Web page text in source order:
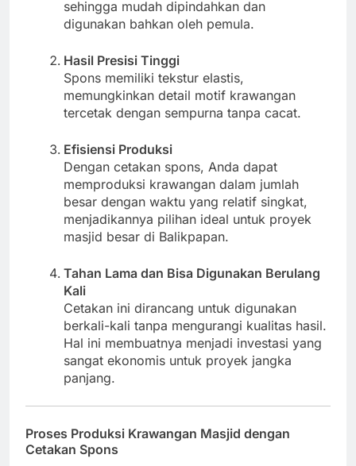
sehingga mudah dipindahkan dan
digunakan bahkan oleh pemula.
Hasil Presisi Tinggi
Spons memiliki tekstur elastis,
memungkinkan detail motif krawangan
tercetak dengan sempurna tanpa cacat.
Efisiensi Produksi
Dengan cetakan spons, Anda dapat
memproduksi krawangan dalam jumlah
besar dengan waktu yang relatif singkat,
menjadikannya pilihan ideal untuk proyek
masjid besar di Balikpapan.
Tahan Lama dan Bisa Digunakan Berulang
Kali
Cetakan ini dirancang untuk digunakan
berkali-kali tanpa mengurangi kualitas hasil.
Hal ini membuatnya menjadi investasi yang
sangat ekonomis untuk proyek jangka
panjang.
Proses Produksi Krawangan Masjid dengan
Cetakan Spons